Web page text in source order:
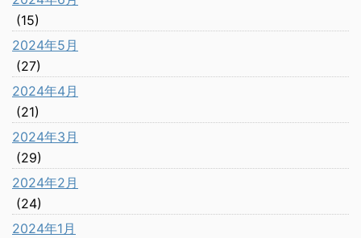
(15)
2024年5月
(27)
2024年4月
(21)
2024年3月
(29)
2024年2月
(24)
2024年1月